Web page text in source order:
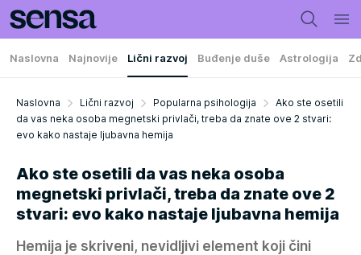
Naslovna Najnovije Lični razvoj Buđenje duše Astrologija
Naslovna Lični razvoj Popularna psihologija
Ako ste osetili
da vas neka osoba megnetski privlači, treba da znate ove 2 stvari:
evo kako nastaje ljubavna hemija
Ako ste osetili da vas neka osoba
megnetski privlači, treba da znate ove 2
stvari: evo kako nastaje ljubavna hemija
Hemija je skriveni, nevidljivi element koji čini